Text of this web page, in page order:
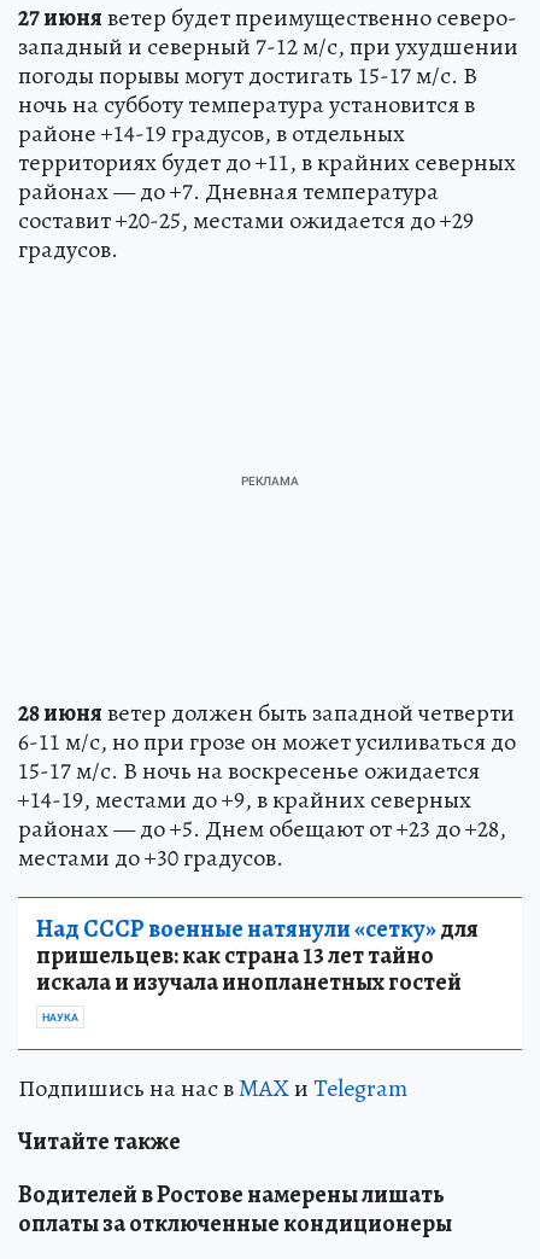
27 июняветер будет преимущественно северо-
западный и северный 7-12 м/с, при ухудшении
погоды порывы могут достигать 15-17 м/с. В
ночь на субботу температура установится в
районе +14-19 градусов, в отдельных
территориях будет до +11, в крайних северных
районах — до +7. Дневная температура
составит +20-25, местами ожидается до +29
градусов.
28 июняветер должен быть западной четверти
6-11 м/с, но при грозе он может усиливаться до
15-17 м/с. В ночь на воскресенье ожидается
+14-19, местами до +9, в крайних северных
районах — до +5. Днем обещают от +23 до +28,
местами до +30 градусов.
Над СССР военные натянули «сетку»для
пришельцев: как страна 13 лет тайно
искала и изучала инопланетных гостей
НАУКА
Подпишись на нас вMAXиTelegram
Читайте также
Водителей в Ростове намерены лишать
оплаты за отключенные кондиционеры